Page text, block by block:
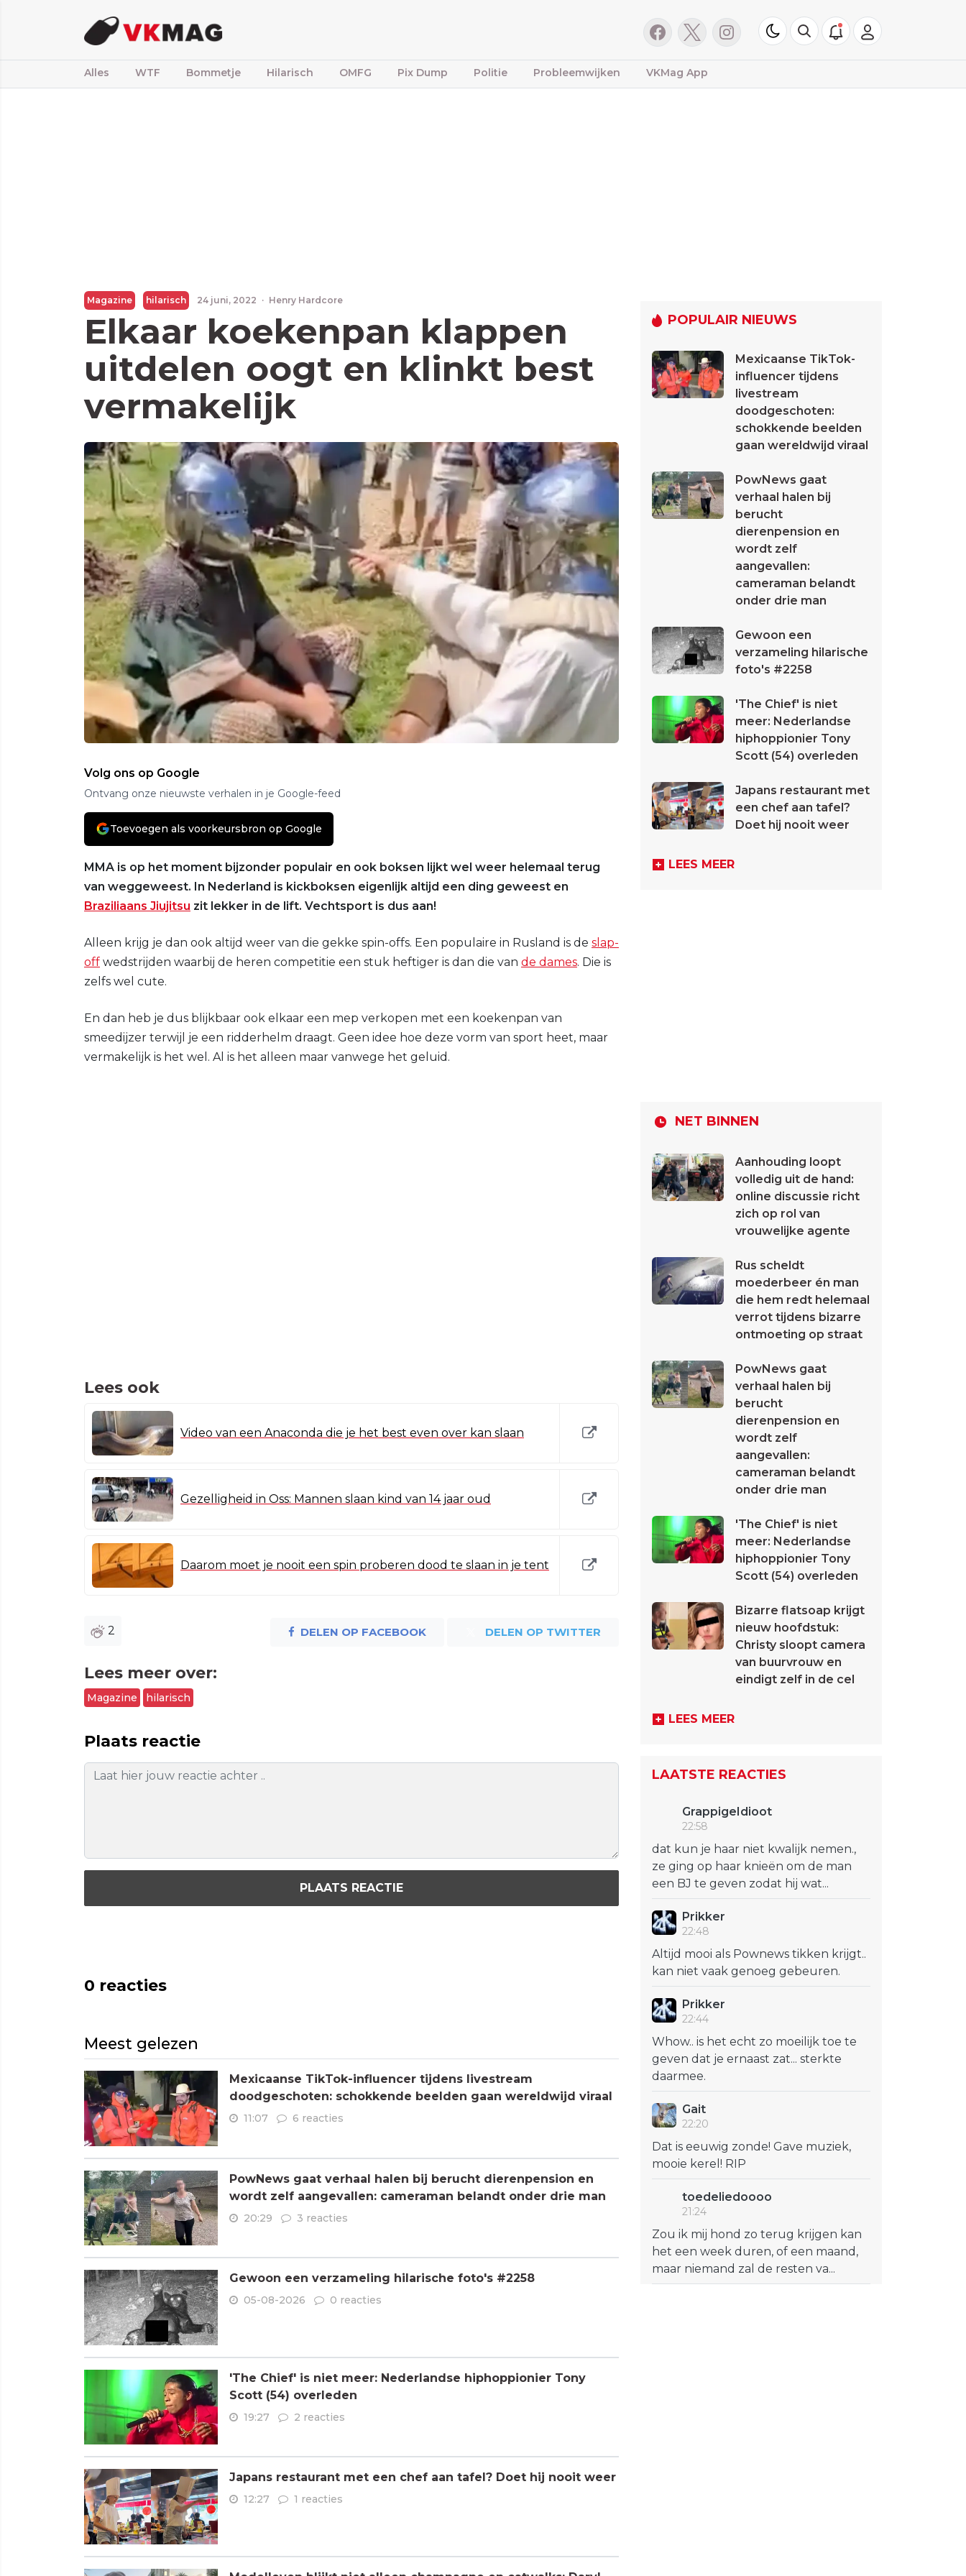
Alles WTF Bommetje Hilarisch OMFG Pix Dump Politie Probleemwijken VKMag App
Magazine hilarisch 24 juni, 2022 · Henry Hardcore
Elkaar koekenpan klappen
uitdelen oogt en klinkt best
vermakelijk
Volg ons op Google
Ontvang onze nieuwste verhalen in je Google-feed
Toevoegen als voorkeursbron op Google
MMA is op het moment bijzonder populair en ook boksen lijkt wel weer helemaal terug
van weggeweest. In Nederland is kickboksen eigenlijk altijd een ding geweest en
Braziliaans Jiujitsu zit lekker in de lift. Vechtsport is dus aan!
Alleen krijg je dan ook altijd weer van die gekke spin-offs. Een populaire in Rusland is de slap-
off wedstrijden waarbij de heren competitie een stuk heftiger is dan die van de dames. Die is
zelfs wel cute.
En dan heb je dus blijkbaar ook elkaar een mep verkopen met een koekenpan van
smeedijzer terwijl je een ridderhelm draagt. Geen idee hoe deze vorm van sport heet, maar
vermakelijk is het wel. Al is het alleen maar vanwege het geluid.
Lees ook
Video van een Anaconda die je het best even over kan slaan
Gezelligheid in Oss: Mannen slaan kind van 14 jaar oud
Daarom moet je nooit een spin proberen dood te slaan in je tent
2 DELEN OP FACEBOOK DELEN OP TWITTER
Lees meer over:
Magazine hilarisch
Plaats reactie
PLAATS REACTIE
0 reacties
Meest gelezen
Mexicaanse TikTok-influencer tijdens livestream
doodgeschoten: schokkende beelden gaan wereldwijd viraal
11:07 6 reacties
PowNews gaat verhaal halen bij berucht dierenpension en
wordt zelf aangevallen: cameraman belandt onder drie man
20:29 3 reacties
Gewoon een verzameling hilarische foto's #2258
05-08-2026 0 reacties
'The Chief' is niet meer: Nederlandse hiphoppionier Tony
Scott (54) overleden
19:27 2 reacties
Japans restaurant met een chef aan tafel? Doet hij nooit weer
12:27 1 reacties
POPULAIR NIEUWS
Mexicaanse TikTok-
influencer tijdens
livestream
doodgeschoten:
schokkende beelden
gaan wereldwijd viraal
PowNews gaat
verhaal halen bij
berucht
dierenpension en
wordt zelf
aangevallen:
cameraman belandt
onder drie man
Gewoon een
verzameling hilarische
foto's #2258
'The Chief' is niet
meer: Nederlandse
hiphoppionier Tony
Scott (54) overleden
Japans restaurant met
een chef aan tafel?
Doet hij nooit weer
LEES MEER
NET BINNEN
Aanhouding loopt
volledig uit de hand:
online discussie richt
zich op rol van
vrouwelijke agente
Rus scheldt
moederbeer én man
die hem redt helemaal
verrot tijdens bizarre
ontmoeting op straat
PowNews gaat
verhaal halen bij
berucht
dierenpension en
wordt zelf
aangevallen:
cameraman belandt
onder drie man
'The Chief' is niet
meer: Nederlandse
hiphoppionier Tony
Scott (54) overleden
Bizarre flatsoap krijgt
nieuw hoofdstuk:
Christy sloopt camera
van buurvrouw en
eindigt zelf in de cel
LEES MEER
LAATSTE REACTIES
GrappigeIdioot
22:58
dat kun je haar niet kwalijk nemen.,
ze ging op haar knieën om de man
een BJ te geven zodat hij wat...
Prikker
22:48
Altijd mooi als Pownews tikken krijgt..
kan niet vaak genoeg gebeuren.
Prikker
22:44
Whow.. is het echt zo moeilijk toe te
geven dat je ernaast zat... sterkte
daarmee.
Gait
22:20
Dat is eeuwig zonde! Gave muziek,
mooie kerel! RIP
toedeliedoooo
21:24
Zou ik mij hond zo terug krijgen kan
het een week duren, of een maand,
maar niemand zal de resten va...